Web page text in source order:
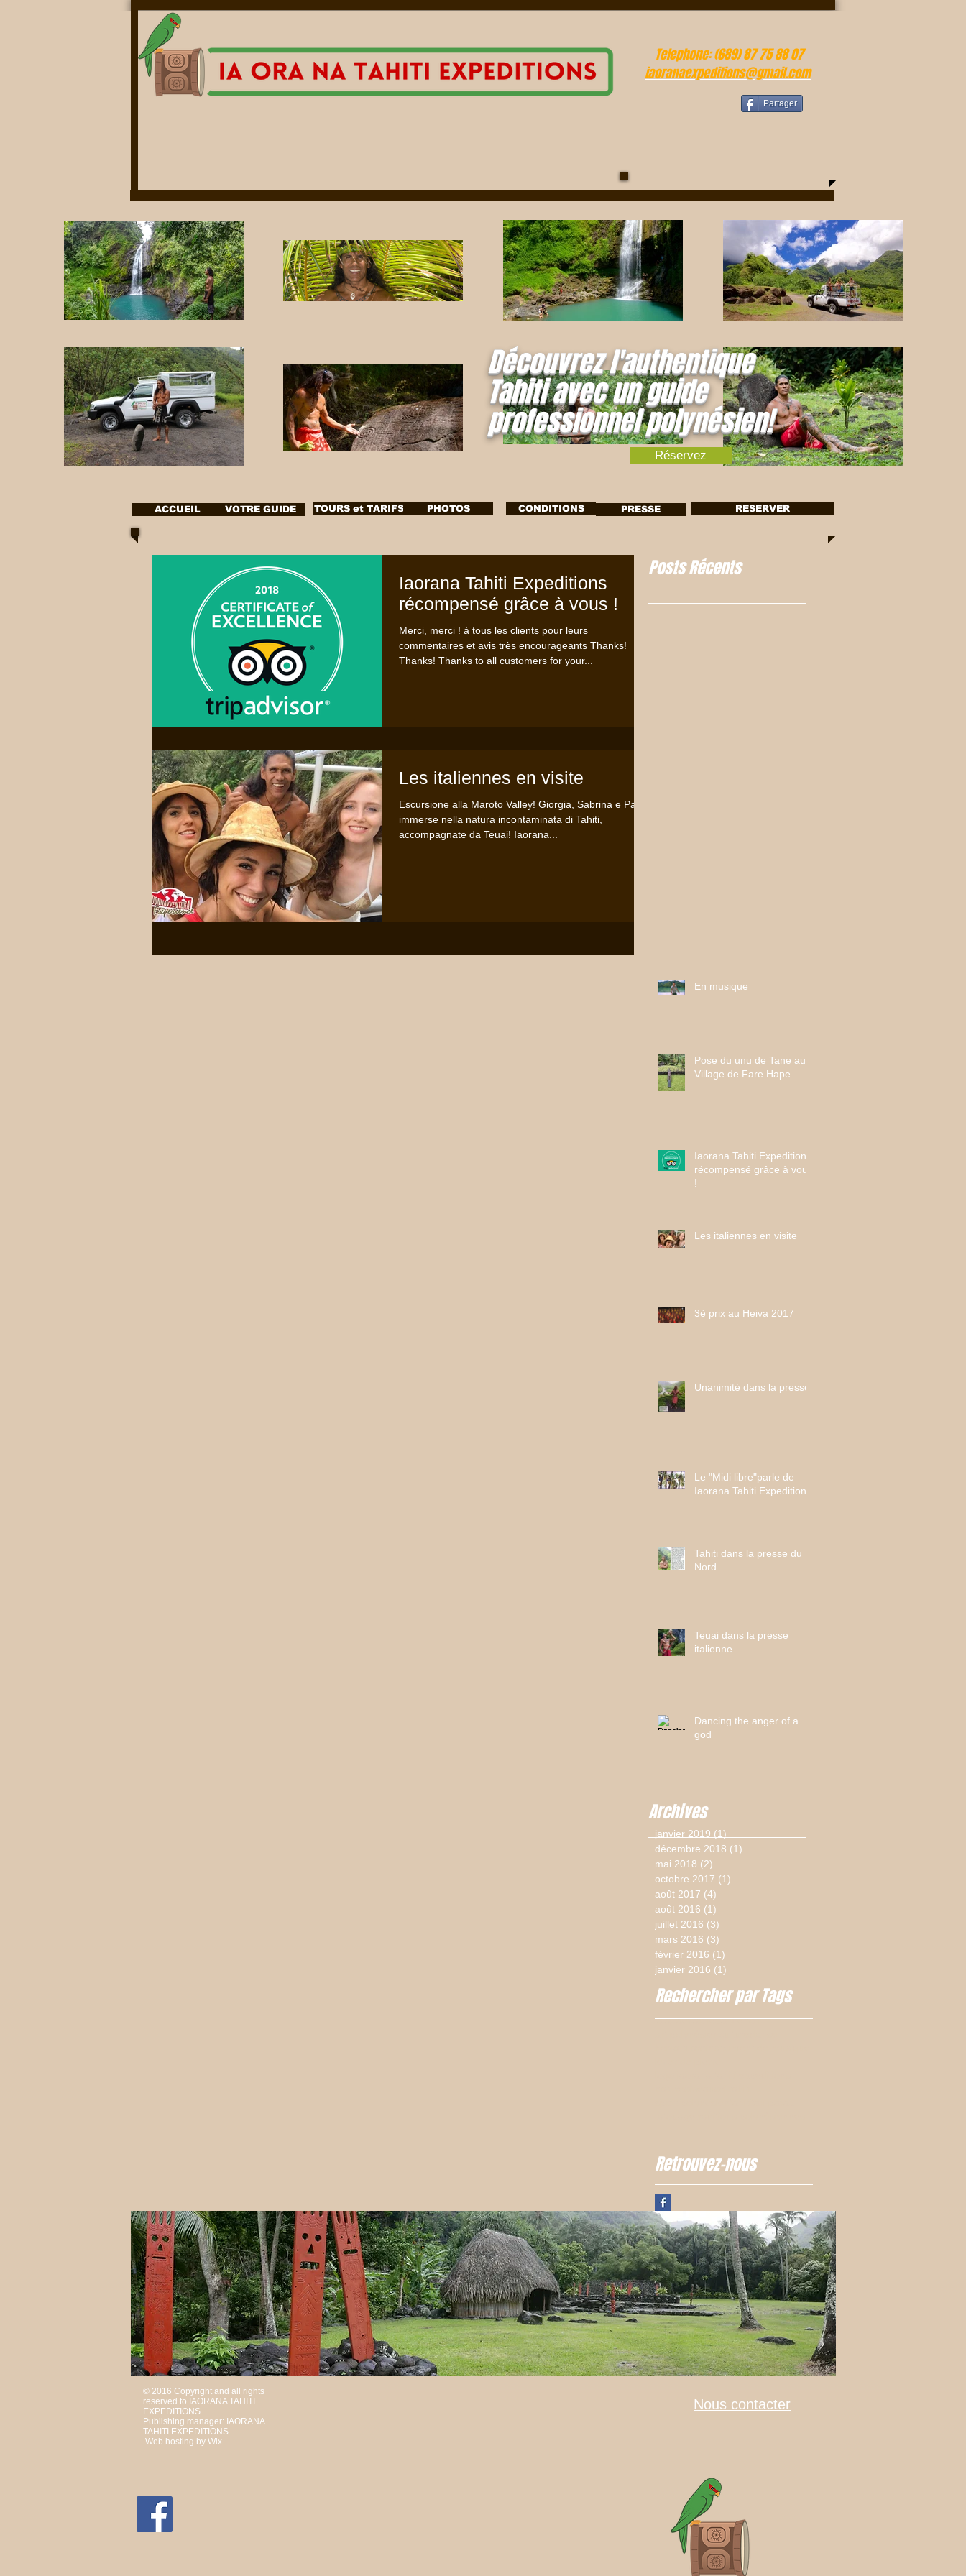
Telephone: (689) 87 75 88 07
iaoranaexpeditions@gmail.com
Partager
Découvrez l'authentique
Tahiti avec un guide
professionnel polynésien!
Réservez
VOTRE GUIDE
ACCUEIL TOURS et TARIFS PHOTOS CONDITIONS PRESSE RESERVER
Iaorana Tahiti Expeditions
récompensé grâce à vous !
Merci, merci ! à tous les clients pour leurs
commentaires et avis très encourageants Thanks!
Thanks! Thanks to all customers for your...
Les italiennes en visite
Escursione alla Maroto Valley! Giorgia, Sabrina e Paola
immerse nella natura incontaminata di Tahiti,
accompagnate da Teuai! Iaorana...
Posts Récents
En musique
Pose du unu de Tane au
Village de Fare Hape
Iaorana Tahiti Expeditions
récompensé grâce à vous
!
Les italiennes en visite
3è prix au Heiva 2017
Unanimité dans la presse
Le "Midi libre"parle de
Iaorana Tahiti Expeditions
Tahiti dans la presse du
Nord
Teuai dans la presse
italienne
Dancing the anger of a
god
Archives
janvier 2019 (1)
décembre 2018 (1)
mai 2018 (2)
octobre 2017 (1)
août 2017 (4)
août 2016 (1)
juillet 2016 (3)
mars 2016 (3)
février 2016 (1)
janvier 2016 (1)
Rechercher par Tags
'a'a taevaoTeuai Lenoir
Retrouvez-nous
© 2016 Copyright and all rights
reserved to IAORANA TAHITI
EXPEDITIONS
Publishing manager: IAORANA
TAHITI EXPEDITIONS
Web hosting by Wix
Nous contacter